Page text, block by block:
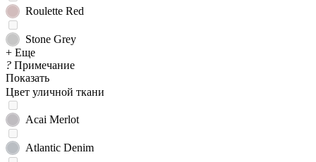
Roulette Red
Stone Grey
+ Еще
? Примечание
Показать
Цвет уличной ткани
Acai Merlot
Atlantic Denim